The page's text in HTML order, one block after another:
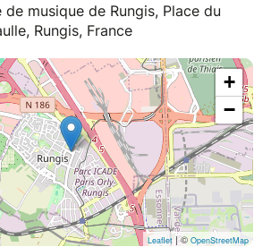
musique de Rungis, Place du
Rungis, France
+
−
Leaflet | © OpenStreetMap